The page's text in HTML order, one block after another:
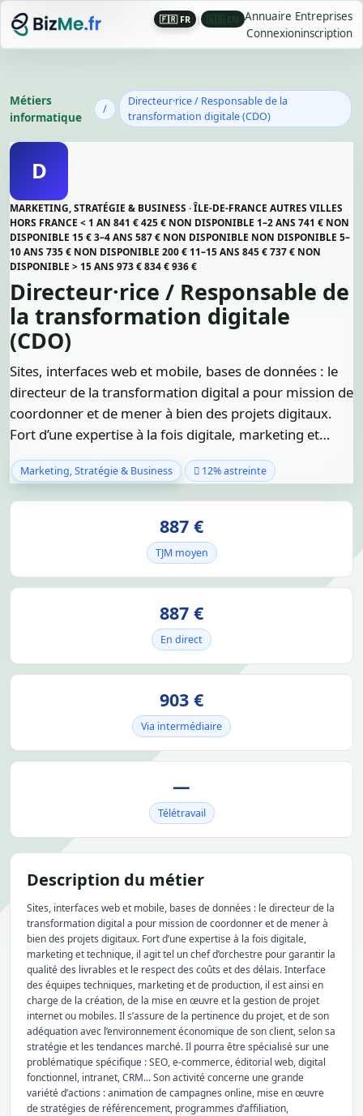
🇫🇷 FR |
Annuaire Entreprises
Connexioninscription
Métiers
informatique
/
Directeur·rice / Responsable de la
transformation digitale (CDO)
D
MARKETING, STRATÉGIE & BUSINESS · ÎLE-DE-FRANCE AUTRES VILLES
HORS FRANCE < 1 AN 841 € 425 € NON DISPONIBLE 1–2 ANS 741 € NON
DISPONIBLE 15 € 3–4 ANS 587 € NON DISPONIBLE NON DISPONIBLE 5–
10 ANS 735 € NON DISPONIBLE 200 € 11–15 ANS 845 € 737 € NON
DISPONIBLE > 15 ANS 973 € 834 € 936 €
Directeur·rice / Responsable de
la transformation digitale
(CDO)
Sites, interfaces web et mobile, bases de données : le
directeur de la transformation digital a pour mission de
coordonner et de mener à bien des projets digitaux.
Fort d’une expertise à la fois digitale, marketing et…
Marketing, Stratégie & Business 12% astreinte
887 €
TJM moyen
887 €
En direct
903 €
Via intermédiaire
—
Télétravail
Description du métier
Sites, interfaces web et mobile, bases de données : le directeur de la
transformation digital a pour mission de coordonner et de mener à
bien des projets digitaux. Fort d’une expertise à la fois digitale,
marketing et technique, il agit tel un chef d’orchestre pour garantir la
qualité des livrables et le respect des coûts et des délais. Interface
des équipes techniques, marketing et de production, il est ainsi en
charge de la création, de la mise en œuvre et la gestion de projet
internet ou mobiles. Il s’assure de la pertinence du projet, et de son
adéquation avec l’environnement économique de son client, selon sa
stratégie et les tendances marché. Il pourra être spécialisé sur une
problématique spécifique : SEO, e-commerce, éditorial web, digital
fonctionnel, intranet, CRM... Son activité concerne une grande
variété d’actions : animation de campagnes online, mise en œuvre
de stratégies de référencement, programmes d’affiliation,